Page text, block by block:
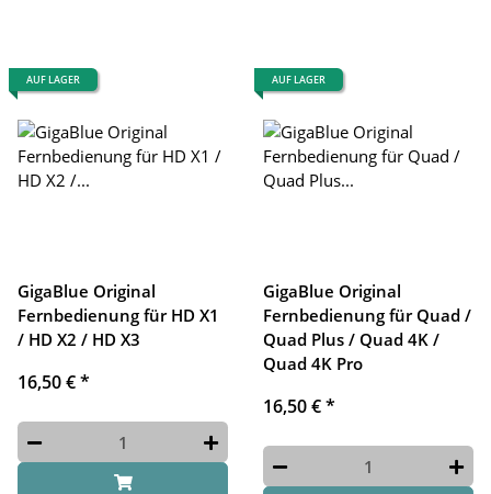
AUF LAGER
GigaBlue Original
Fernbedienung für HD X1
/ HD X2 / HD X3
16,50 €*
AUF LAGER
GigaBlue Original
Fernbedienung für Quad /
Quad Plus / Quad 4K /
Quad 4K Pro
16,50 €*